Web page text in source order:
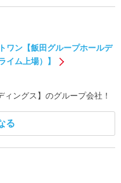
ワン【飯田グループホールデ
イム上場）】
ングス】のグループ会社！
る